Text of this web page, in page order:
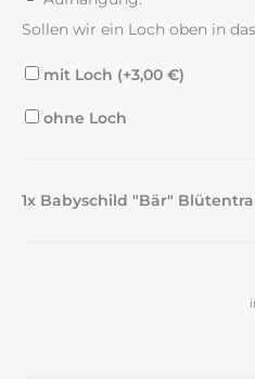
Sollen wir ein Loch oben in
mit Loch (+3,00 €)
ohne Loch
1x Babyschild "Bär"